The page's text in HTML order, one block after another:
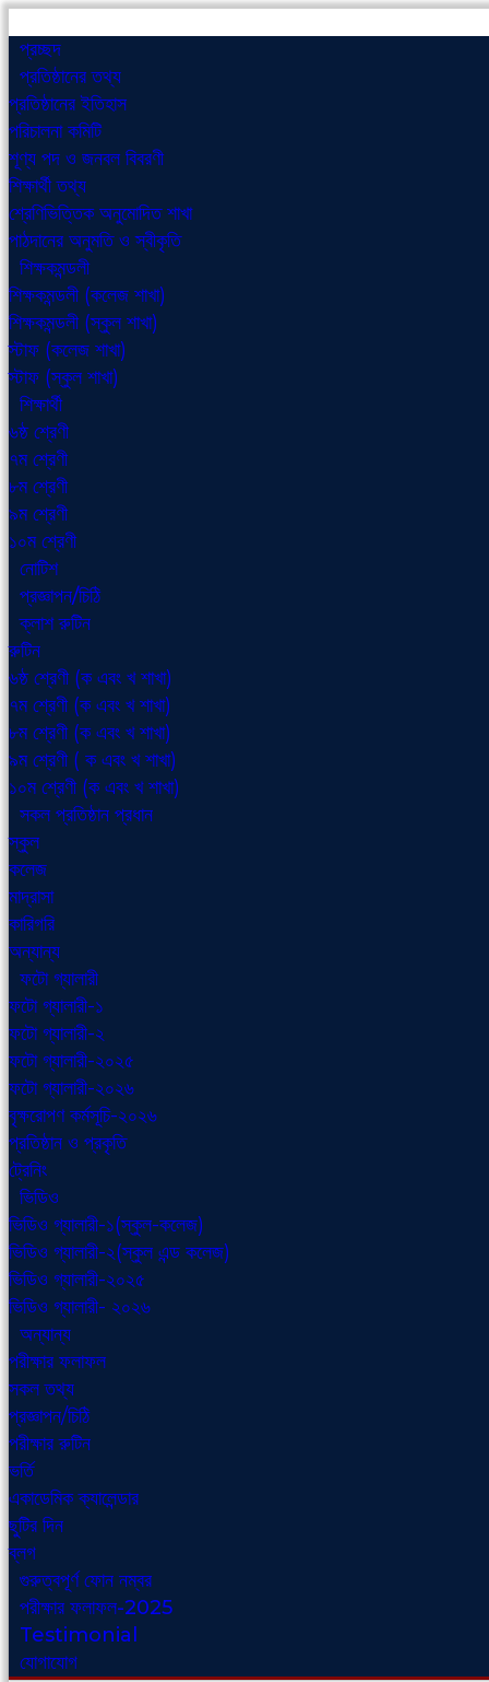
প্রচ্ছদ
প্রতিষ্ঠানের তথ্য
প্রতিষ্ঠানের ইতিহাস
পরিচালনা কমিটি
শূণ্য পদ ও জনবল বিবরণী
শিক্ষার্থী তথ্য
শ্রেণিভিত্তিক অনুমোদিত শাখা
পাঠদানের অনুমতি ও স্বীকৃতি
শিক্ষকমন্ডলী
শিক্ষকমন্ডলী (কলেজ শাখা)
শিক্ষকমন্ডলী (স্কুল শাখা)
স্টাফ (কলেজ শাখা)
স্টাফ (স্কুল শাখা)
শিক্ষার্থী
৬ষ্ঠ শ্রেণী
৭ম শ্রেণী
৮ম শ্রেণী
৯ম শ্রেণী
১০ম শ্রেণী
নোটিশ
প্রজ্ঞাপন/চিঠি
ক্লাশ রুটিন
রুটিন
৬ষ্ঠ শ্রেণী (ক এবং খ শাখা)
৭ম শ্রেণী (ক এবং খ শাখা)
৮ম শ্রেণী (ক এবং খ শাখা)
৯ম শ্রেণী ( ক এবং খ শাখা)
১০ম শ্রেণী (ক এবং খ শাখা)
সকল প্রতিষ্ঠান প্রধান
স্কুল
কলেজ
মাদ্রাসা
কারিগরি
অন্যান্য
ফটো গ্যালারী
ফটো গ্যালারী-১
ফটো গ্যালারী-২
ফটো গ্যালারী-২০২৫
ফটো গ্যালারী-২০২৬
বৃক্ষরোপণ কর্মসূচি-২০২৬
প্রতিষ্ঠান ও প্রকৃতি
ট্রেনিং
ভিডিও
ভিডিও গ্যালারী-১(স্কুল-কলেজ)
ভিডিও গ্যালারী-২(স্কুল এন্ড কলেজ)
ভিডিও গ্যালারী-২০২৫
ভিডিও গ্যালারী- ২০২৬
অন্যান্য
পরীক্ষার ফলাফল
সকল তথ্য
প্রজ্ঞাপন/চিঠি
পরীক্ষার রুটিন
ভর্তি
একাডেমিক ক্যালেন্ডার
ছুটির দিন
ব্লগ
গুরুত্বপূর্ণ ফোন নম্বর
পরীক্ষার ফলাফল-2025
Testimonial
যোগাযোগ